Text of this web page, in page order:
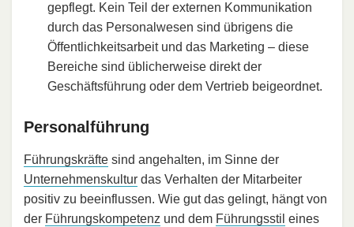
gepflegt. Kein Teil der externen Kommunikation
durch das Personalwesen sind übrigens die
Öffentlichkeitsarbeit und das Marketing – diese
Bereiche sind üblicherweise direkt der
Geschäftsführung oder dem Vertrieb beigeordnet.
Personalführung
Führungskräfte sind angehalten, im Sinne der
Unternehmenskultur das Verhalten der Mitarbeiter
positiv zu beeinflussen. Wie gut das gelingt, hängt von
der Führungskompetenz und dem Führungsstil eines